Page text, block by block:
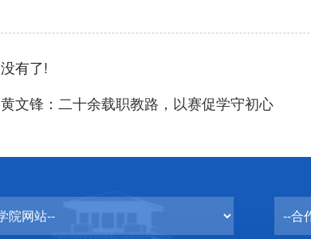
没有了!
黄文锋：二十余载职教路，以赛促学守初心